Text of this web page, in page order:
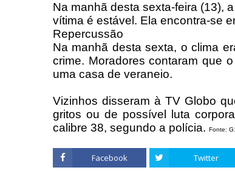
Na manhã desta sexta-feira (13),
vítima é estável. Ela encontra-se
Repercussão
Na manhã desta sexta, o clima
crime. Moradores contaram que
uma casa de veraneio.
Vizinhos disseram à TV Globo
gritos ou de possível luta
calibre 38, segundo a polícia. Fonte:
Facebook Twitter